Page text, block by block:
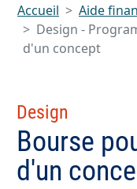
Accueil
Aide
Design -
d'un concept
Design
Bourse
d'un